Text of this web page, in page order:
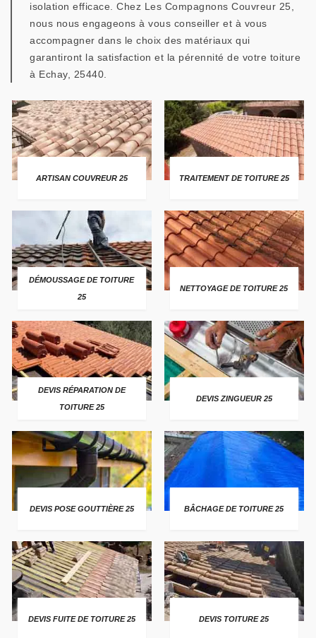
isolation efficace. Chez Les Compagnons Couvreur 25,
nous nous engageons à vous conseiller et à vous
accompagner dans le choix des matériaux qui
garantiront la satisfaction et la pérennité de votre toiture
à Echay, 25440.
ARTISAN COUVREUR 25 TRAITEMENT DE TOITURE 25
DÉMOUSSAGE DE TOITURE
25
NETTOYAGE DE TOITURE 25
DEVIS RÉPARATION DE
TOITURE 25
DEVIS ZINGUEUR 25
DEVIS POSE GOUTTIÈRE 25 BÂCHAGE DE TOITURE 25
DEVIS FUITE DE TOITURE 25 DEVIS TOITURE 25